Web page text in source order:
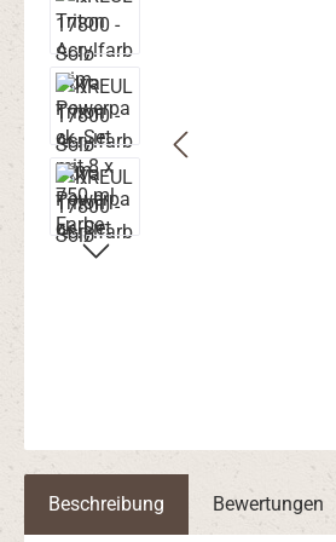
Beschreibung Bewertungen